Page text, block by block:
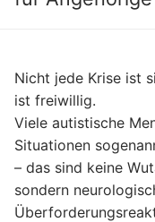
Nicht jede Krise ist
ist freiwillig.
Viele autistische
Situationen
– das sind keine
sondern